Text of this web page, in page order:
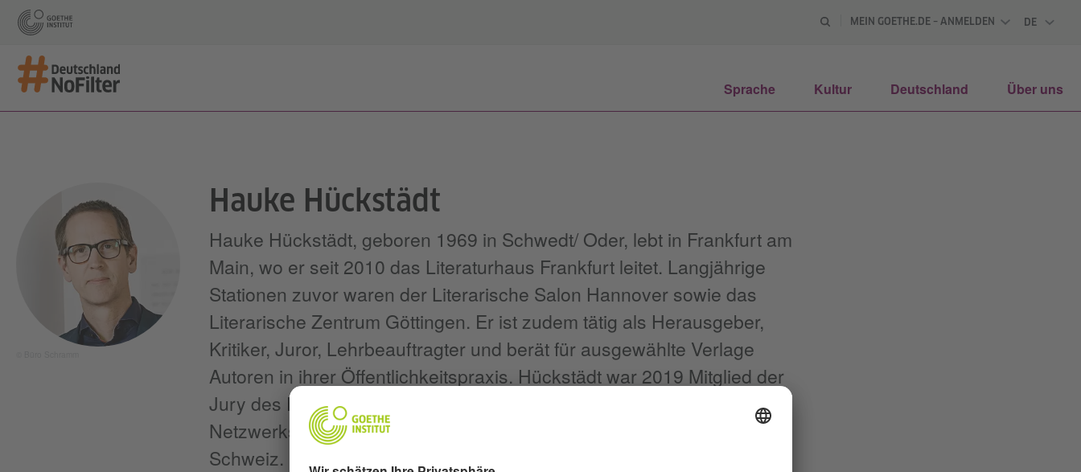
MEIN GOETHE.DE – ANMELDEN
DE
Sprache Kultur Deutschland Über uns
Hauke Hückstädt
Hauke Hückstädt, geboren 1969 in Schwedt/ Oder, lebt in Frankfurt am
Main, wo er seit 2010 das Literaturhaus Frankfurt leitet. Langjährige
Stationen zuvor waren der Literarische Salon Hannover sowie das
Literarische Zentrum Göttingen. Er ist zudem tätig als Herausgeber,
Kritiker, Juror, Lehrbeauftragter und berät für ausgewählte Verlage
Autoren in ihrer Öffentlichkeitspraxis. Hückstädt war 2019 Mitglied der
Jury des Deutschen Buchpreises und ist Vorstandsvorsitzender des
Netzwerks der Literaturhäuser in Deutschland, Österreich und
Schweiz.